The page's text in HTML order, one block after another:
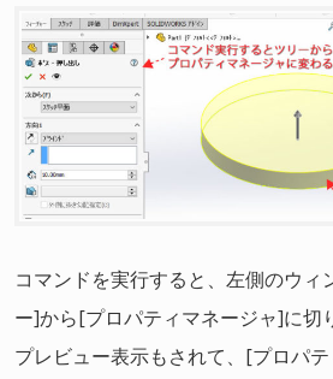
コマンドを実行すると、左側のウィ
ー]から[プロパティマネージャ]に切
プレビュー表示もされて、[プロパ